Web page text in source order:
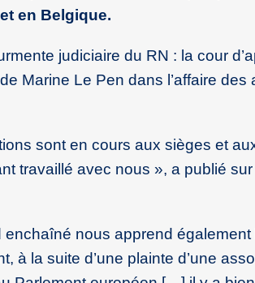
en Belgique.
judiciaire du RN : la cour
Marine Le Pen dans l’affaire des
sont en cours aux sièges et
travaillé avec nous », a publié
nous apprend également
à la suite d’une plainte d’une